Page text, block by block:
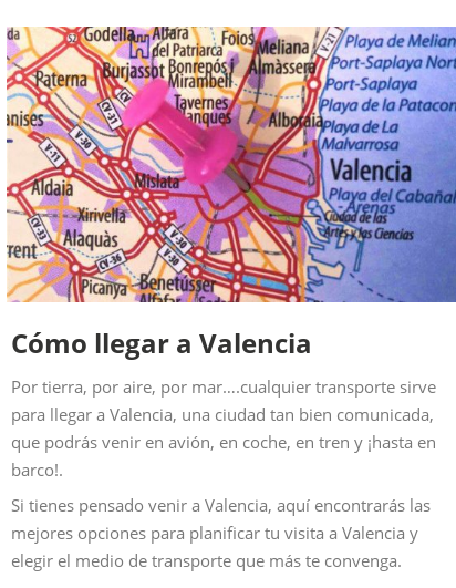
Cómo llegar a Valencia
Por tierra, por aire, por mar….cualquier transporte sirve
para llegar a Valencia, una ciudad tan bien comunicada,
que podrás venir en avión, en coche, en tren y ¡hasta en
barco!.
Si tienes pensado venir a Valencia, aquí encontrarás las
mejores opciones para planificar tu visita a Valencia y
elegir el medio de transporte que más te convenga.